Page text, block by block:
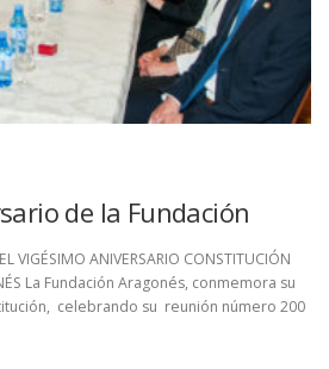
de la Fundación
VIGÉSIMO ANIVERSARIO CONSTITUCIÓN
La Fundación Aragonés, conmemora su
celebrando su reunión número 200